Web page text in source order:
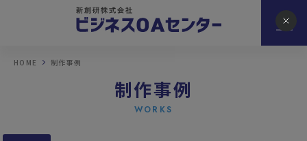
HOME 制作事例
制作事例
WORKS